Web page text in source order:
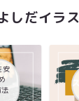
しだイラ
安
法